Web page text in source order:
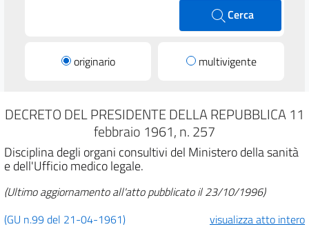
Cerca
originario multivigente
DECRETO DEL PRESIDENTE DELLA REPUBBLICA 11
febbraio 1961, n. 257
Disciplina degli organi consultivi del Ministero della sanità
e dell'Ufficio medico legale.
(Ultimo aggiornamento all'atto pubblicato il 23/10/1996)
(GU n.99 del 21-04-1961)
visualizza atto intero